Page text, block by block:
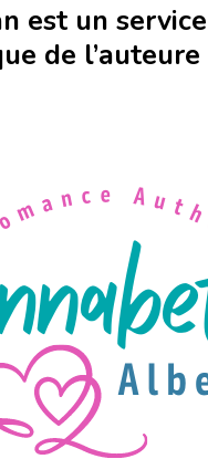
est un
de l’auteure